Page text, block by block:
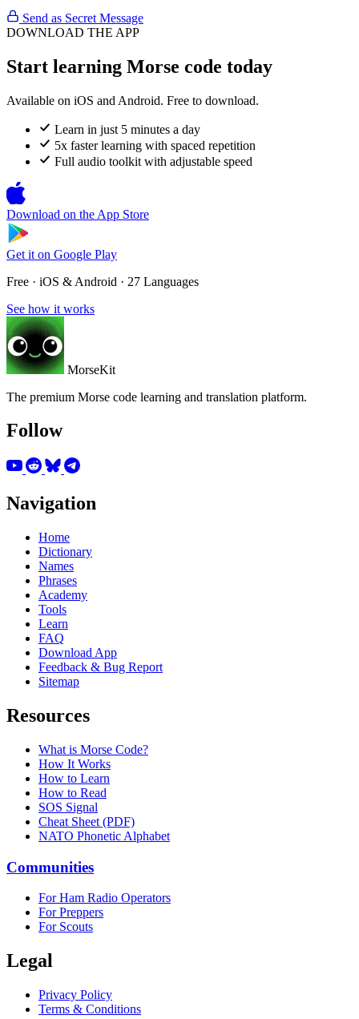
Send as Secret Message
DOWNLOAD THE APP
Start learning Morse code today
Available on iOS and Android. Free to download.
Learn in just 5 minutes a day
5x faster learning with spaced repetition
Full audio toolkit with adjustable speed
Download on the App Store
Get it on Google Play
Free · iOS & Android · 27 Languages
See how it works
MorseKit
The premium Morse code learning and translation platform.
Follow
Navigation
Home
Dictionary
Names
Phrases
Academy
Tools
Learn
FAQ
Download App
Feedback & Bug Report
Sitemap
Resources
What is Morse Code?
How It Works
How to Learn
How to Read
SOS Signal
Cheat Sheet (PDF)
NATO Phonetic Alphabet
Communities
For Ham Radio Operators
For Preppers
For Scouts
Legal
Privacy Policy
Terms & Conditions